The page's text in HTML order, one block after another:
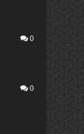
0
0